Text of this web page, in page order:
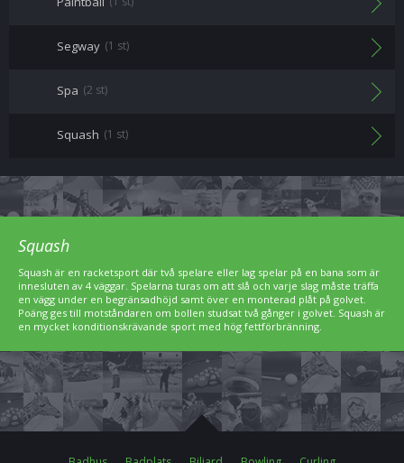
Segway (1 st)
Spa (2 st)
Squash (1 st)
Squash
Squash är en racketsport där två spelare eller lag spelar på en bana som är
innesluten av 4 väggar. Spelarna turas om att slå och varje slag måste träffa
en vägg under en begränsadhöjd samt över en monterad plåt på golvet.
Poäng ges till motståndaren om bollen studsat två gånger i golvet. Squash är
en mycket konditionskrävande sport med hög fettförbränning.